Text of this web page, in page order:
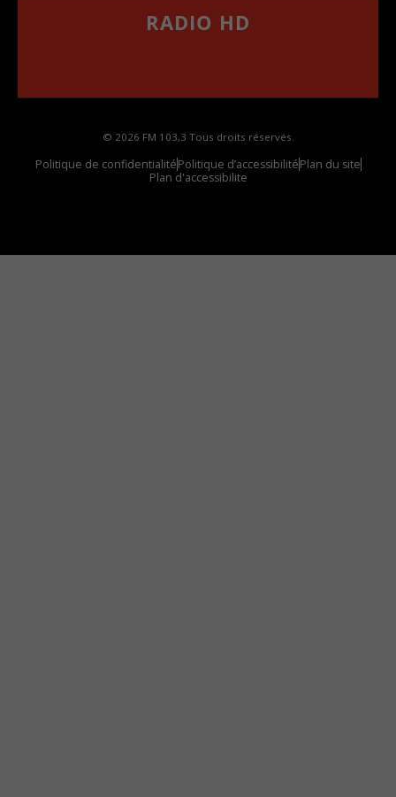
RADIO HD
© 2026 FM 103,3 Tous droits réservés.
Politique de confidentialitéPolitique d’accessibilitéPlan du site
Plan d'accessibilite